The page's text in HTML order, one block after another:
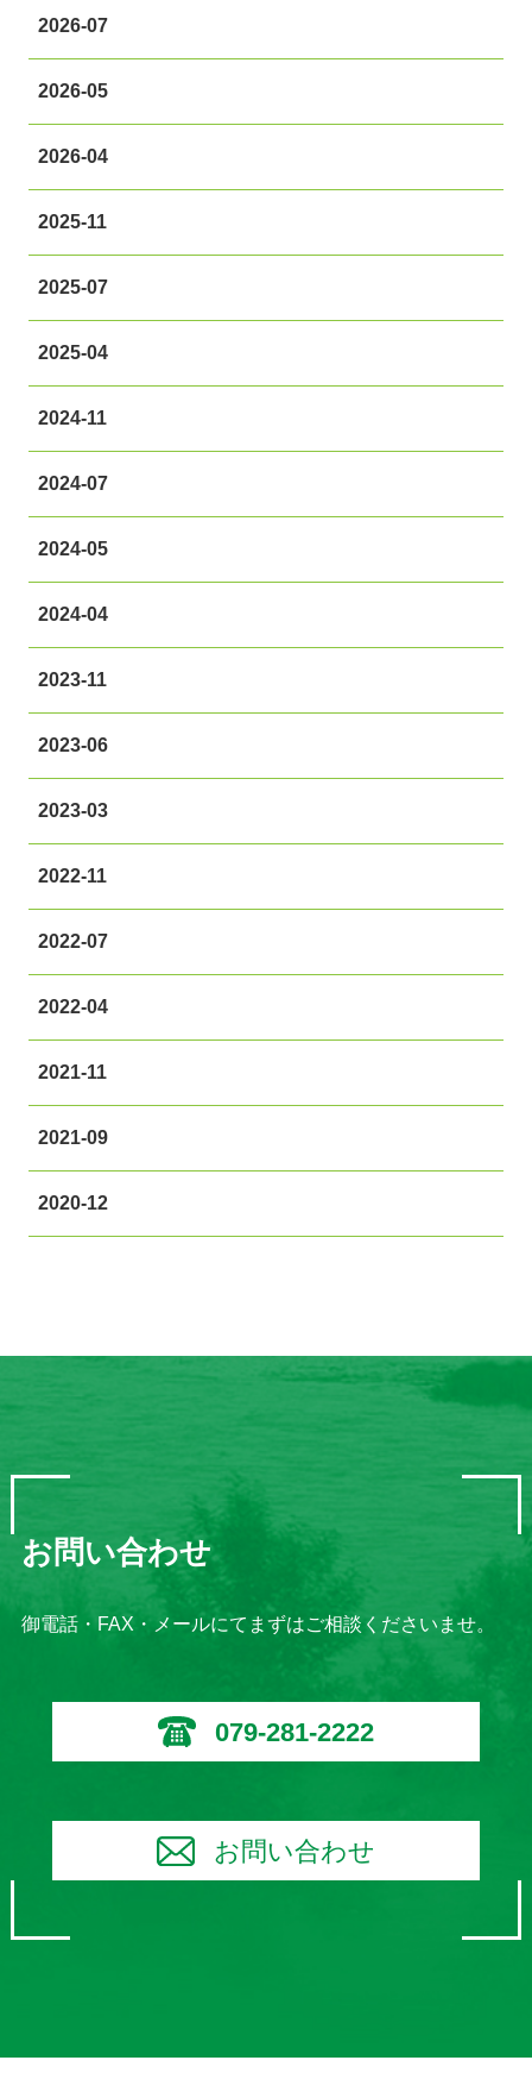
2026-07
2026-05
2026-04
2025-11
2025-07
2025-04
2024-11
2024-07
2024-05
2024-04
2023-11
2023-06
2023-03
2022-11
2022-07
2022-04
2021-11
2021-09
2020-12
お問い合わせ
御電話・FAX・メールにてまずはご相談くださいませ。
079-281-2222
お問い合わせ